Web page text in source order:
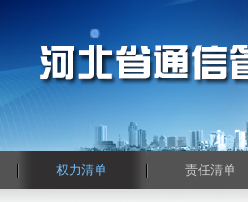
权力清单 责任清单